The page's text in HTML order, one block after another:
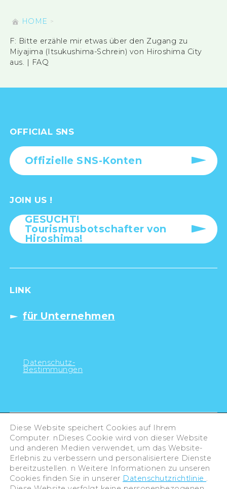
HOME
F: Bitte erzähle mir etwas über den Zugang zu
Miyajima (Itsukushima-Schrein) von Hiroshima City
aus. | FAQ
OFFICIAL SNS
Offizielle SNS-Konten
JOIN US !
GESUCHT!
Tourismusbotschafter von
Hiroshima!
LINK
für Unternehmen
Datenschutz-
Bestimmungen
Diese Website speichert Cookies auf Ihrem
Computer. nDieses Cookie wird von dieser Website
und anderen Medien verwendet, um das Website-
Erlebnis zu verbessern und personalisiertere Dienste
bereitzustellen. n Weitere Informationen zu unseren
Cookies finden Sie in unserer Datenschutzrichtlinie .